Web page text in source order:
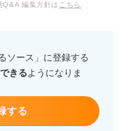
めに必要なスキルな
ます。
Q&A 編集方針は こちら
ソース」に登録する
きるようになりま
する